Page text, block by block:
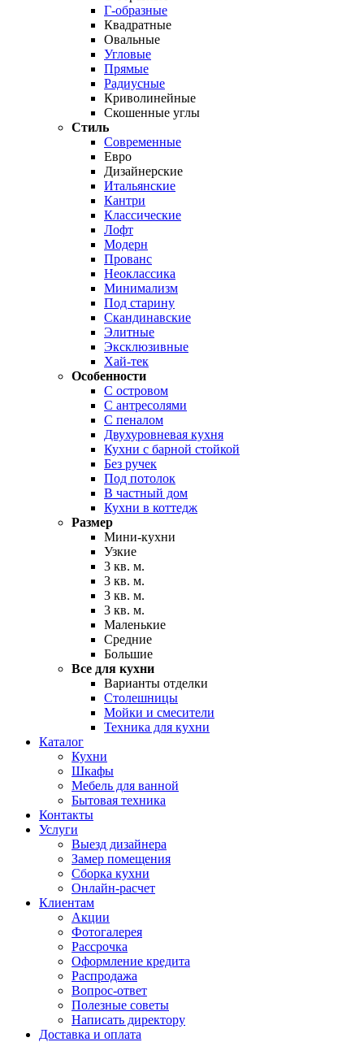
Г-образные
Квадратные
Овальные
Угловые
Прямые
Радиусные
Криволинейные
Скошенные углы
Стиль
Современные
Евро
Дизайнерские
Итальянские
Кантри
Классические
Лофт
Модерн
Прованс
Неоклассика
Минимализм
Под старину
Скандинавские
Элитные
Эксклюзивные
Хай-тек
Особенности
С островом
С антресолями
С пеналом
Двухуровневая кухня
Кухни с барной стойкой
Без ручек
Под потолок
В частный дом
Кухни в коттедж
Размер
Мини-кухни
Узкие
3 кв. м.
3 кв. м.
3 кв. м.
3 кв. м.
Маленькие
Средние
Большие
Все для кухни
Варианты отделки
Столешницы
Мойки и смесители
Техника для кухни
Каталог
Кухни
Шкафы
Мебель для ванной
Бытовая техника
Контакты
Услуги
Выезд дизайнера
Замер помещения
Сборка кухни
Онлайн-расчет
Клиентам
Акции
Фотогалерея
Рассрочка
Оформление кредита
Распродажа
Вопрос-ответ
Полезные советы
Написать директору
Доставка и оплата